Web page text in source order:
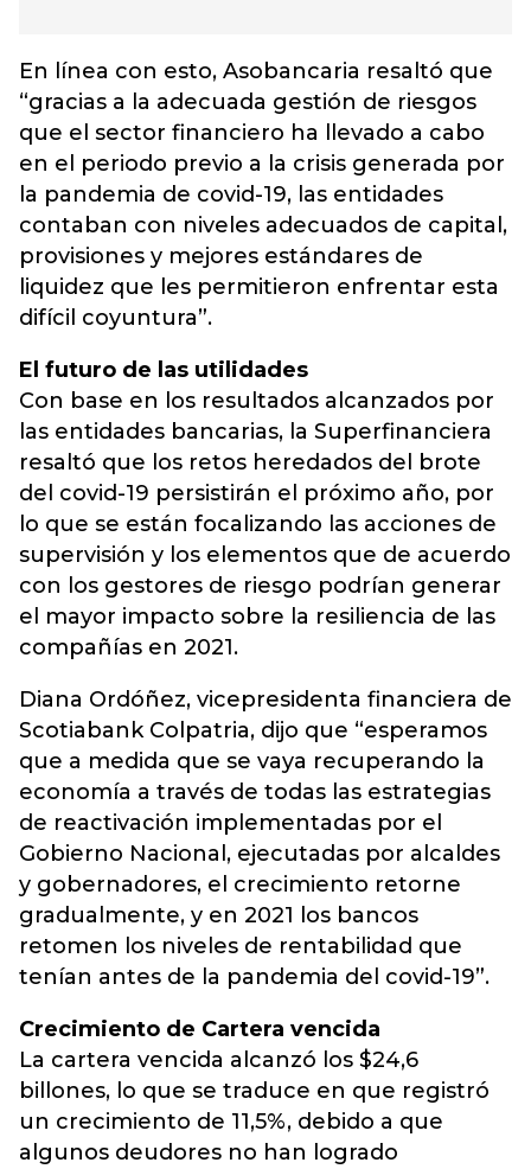
En línea con esto, Asobancaria resaltó que
“gracias a la adecuada gestión de riesgos
que el sector financiero ha llevado a cabo
en el periodo previo a la crisis generada por
la pandemia de covid-19, las entidades
contaban con niveles adecuados de capital,
provisiones y mejores estándares de
liquidez que les permitieron enfrentar esta
difícil coyuntura”.
El futuro de las utilidades
Con base en los resultados alcanzados por
las entidades bancarias, la Superfinanciera
resaltó que los retos heredados del brote
del covid-19 persistirán el próximo año, por
lo que se están focalizando las acciones de
supervisión y los elementos que de acuerdo
con los gestores de riesgo podrían generar
el mayor impacto sobre la resiliencia de las
compañías en 2021.
Diana Ordóñez, vicepresidenta financiera de
Scotiabank Colpatria, dijo que “esperamos
que a medida que se vaya recuperando la
economía a través de todas las estrategias
de reactivación implementadas por el
Gobierno Nacional, ejecutadas por alcaldes
y gobernadores, el crecimiento retorne
gradualmente, y en 2021 los bancos
retomen los niveles de rentabilidad que
tenían antes de la pandemia del covid-19”.
Crecimiento de Cartera vencida
La cartera vencida alcanzó los $24,6
billones, lo que se traduce en que registró
un crecimiento de 11,5%, debido a que
algunos deudores no han logrado